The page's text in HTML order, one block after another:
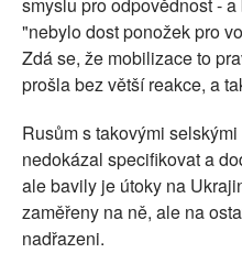
smyslu pro odpovědnost -
"nebylo dost ponožek pro
Zdá se, že mobilizace to
prošla bez větší reakce, a
Rusům s takovými
nedokázal specifikovat a
ale bavily je útoky na
zaměřeny na ně, ale na
nadřazeni.